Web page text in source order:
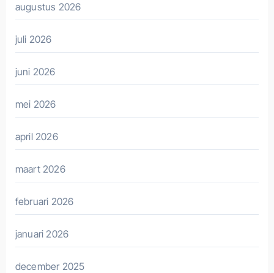
augustus 2026
juli 2026
juni 2026
mei 2026
april 2026
maart 2026
februari 2026
januari 2026
december 2025